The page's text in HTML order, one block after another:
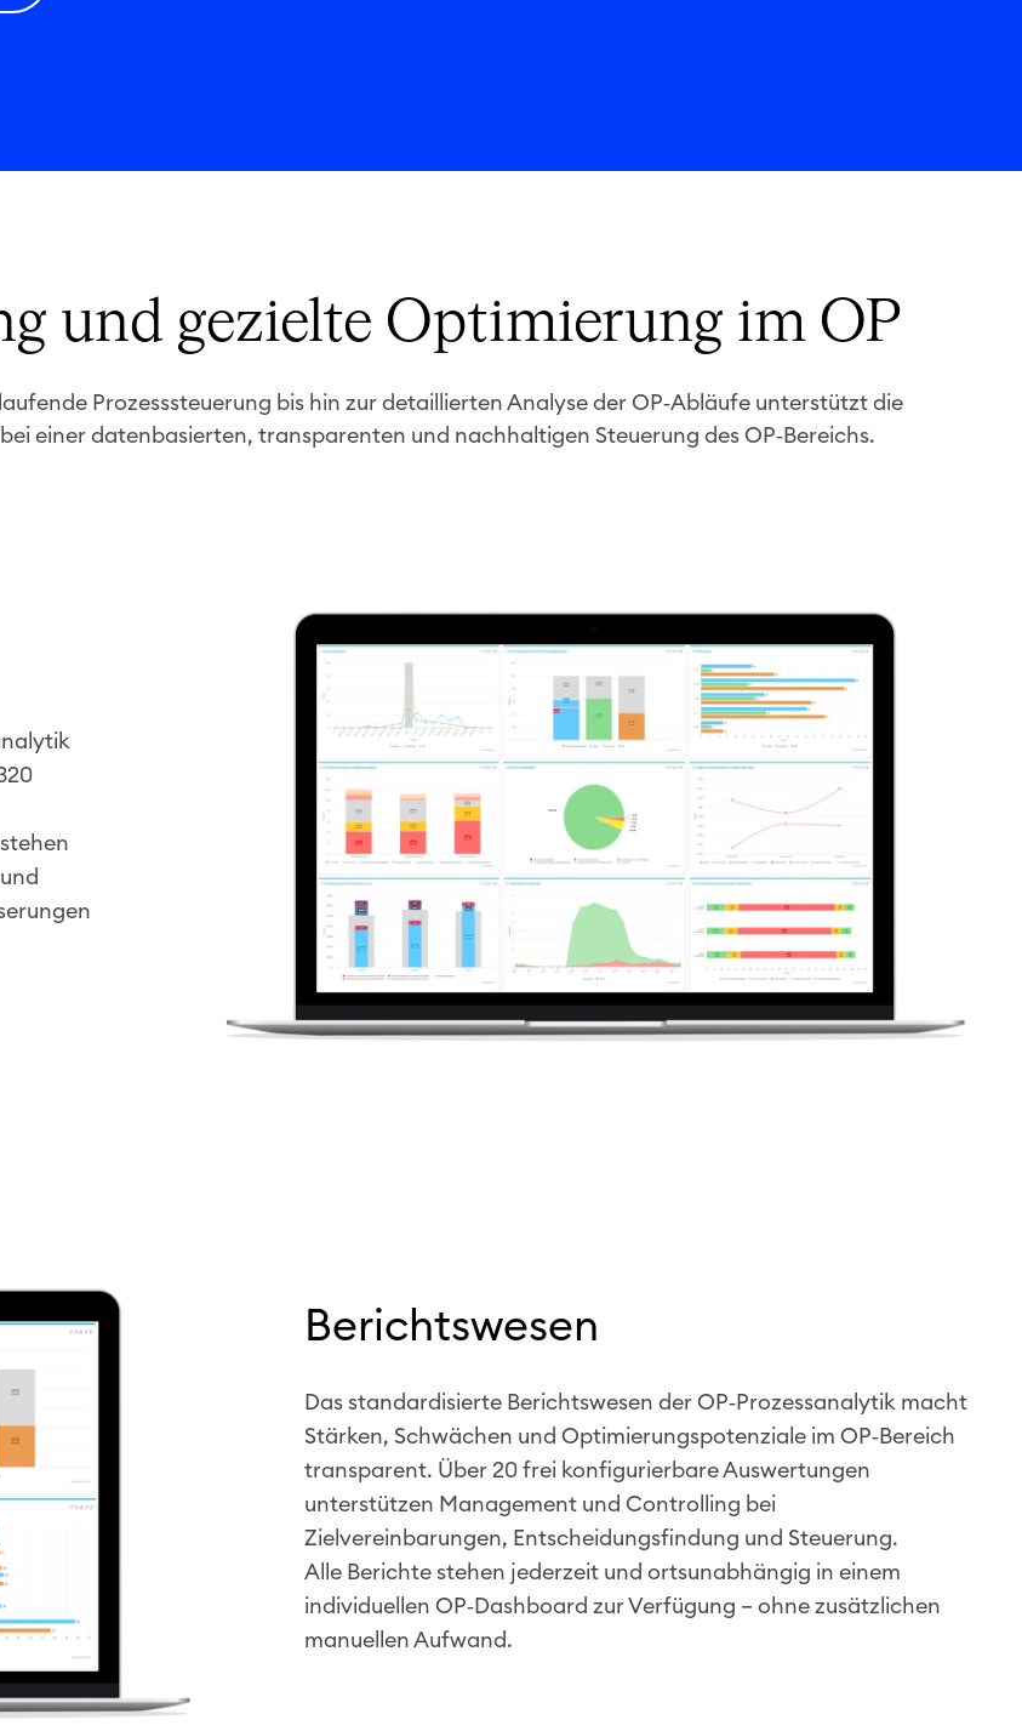
und gezielte Optimierung im OP
Prozesssteuerung bis hin zur detaillierten Analyse der OP‑Abläufe unterstützt die
einer datenbasierten, transparenten und nachhaltigen Steuerung des OP‑Bereichs.
Berichtswesen
Das standardisierte Berichtswesen der OP‑Prozessanalytik macht
Stärken, Schwächen und Optimierungspotenziale im OP‑Bereich
transparent. Über 20 frei konfigurierbare Auswertungen
unterstützen Management und Controlling bei
Zielvereinbarungen, Entscheidungsfindung und Steuerung.
Alle Berichte stehen jederzeit und ortsunabhängig in einem
individuellen OP‑Dashboard zur Verfügung – ohne zusätzlichen
manuellen Aufwand.